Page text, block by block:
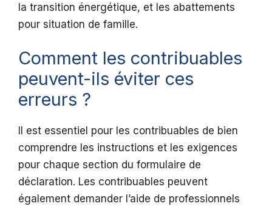
la transition énergétique, et les abattements
pour situation de famille.
Comment les contribuables
peuvent-ils éviter ces
erreurs ?
Il est essentiel pour les contribuables de bien
comprendre les instructions et les exigences
pour chaque section du formulaire de
déclaration. Les contribuables peuvent
également demander l’aide de professionnels